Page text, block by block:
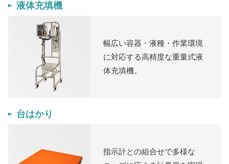
液体充填機
幅広い容器・液種・作業環境
に対応する高精度な重量式液
体充填機。
台はかり
指示計との組合せで多様な